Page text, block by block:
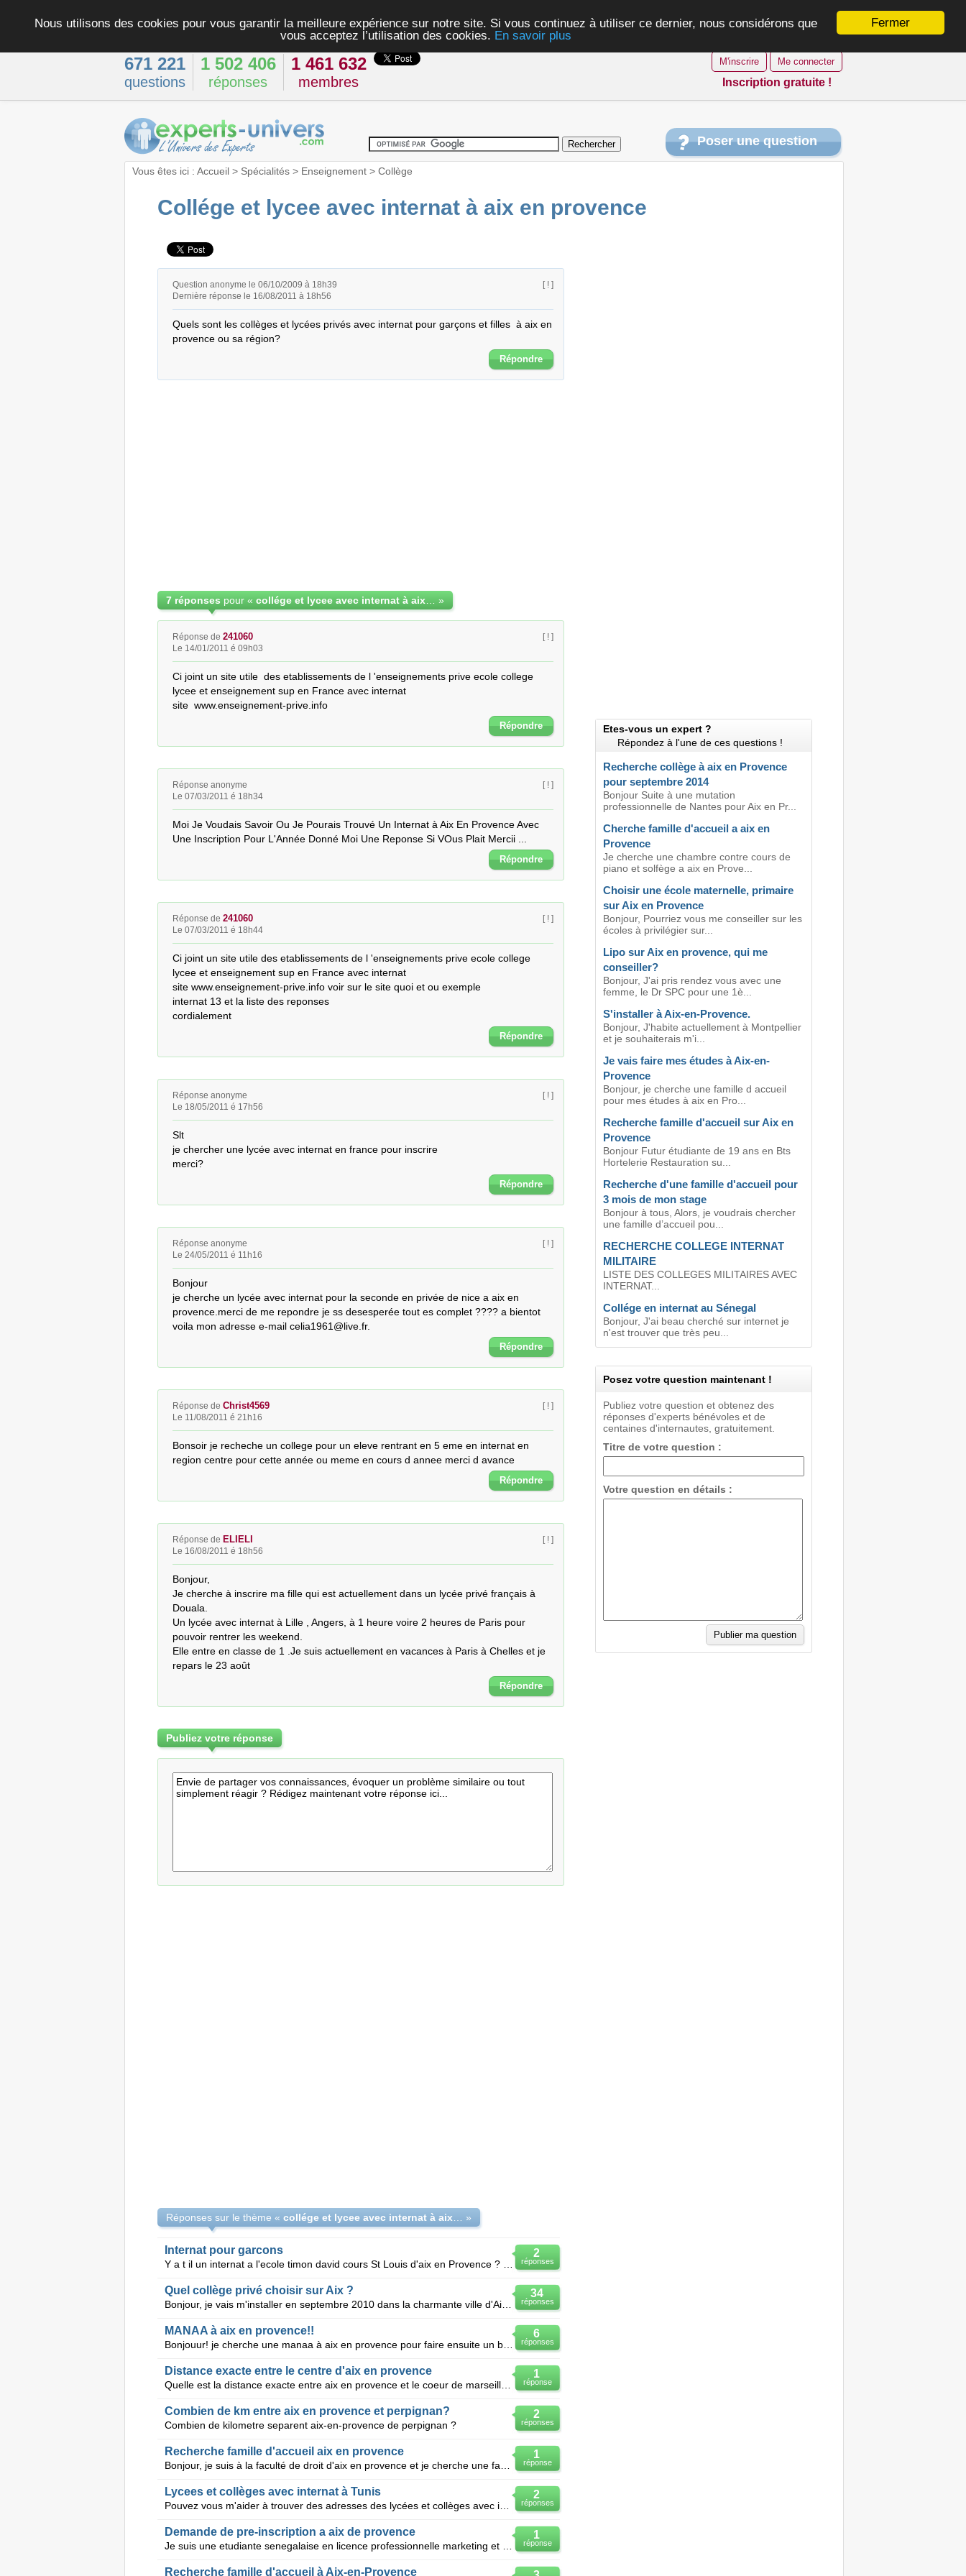
Fermer
Nous utilisons des cookies pour vous garantir la meilleure expérience sur notre site. Si vous continuez à utiliser ce dernier, nous considérons que
vous acceptez l’utilisation des cookies. En savoir plus
671 221
questions
1 502 406
réponses
1 461 632
membres
M'inscrire Me connecter
Inscription gratuite !
Poser une question
Vous êtes ici : Accueil> Spécialités> Enseignement> Collège
Collége et lycee avec internat à aix en provence
Question anonyme le 06/10/2009 à 18h39
Dernière réponse le 16/08/2011 à 18h56
[ ! ]
Quels sont les collèges et lycées privés avec internat pour garçons et filles  à aix en
provence ou sa région?
Répondre
7 réponses pour « collége et lycee avec internat à aix en provence »
Réponse de 241060
Le 14/01/2011 é 09h03
[ ! ]
Ci joint un site utile  des etablissements de l 'enseignements prive ecole college
lycee et enseignement sup en France avec internat
site  www.enseignement-prive.info
Répondre
Réponse anonyme
Le 07/03/2011 é 18h34
[ ! ]
Moi Je Voudais Savoir Ou Je Pourais Trouvé Un Internat à Aix En Provence Avec
Une Inscription Pour L'Année Donné Moi Une Reponse Si VOus Plait Mercii ...
Répondre
Réponse de 241060
Le 07/03/2011 é 18h44
[ ! ]
Ci joint un site utile des etablissements de l 'enseignements prive ecole college
lycee et enseignement sup en France avec internat
site www.enseignement-prive.info voir sur le site quoi et ou exemple
internat 13 et la liste des reponses
cordialement
Répondre
Réponse anonyme
Le 18/05/2011 é 17h56
[ ! ]
Slt
je chercher une lycée avec internat en france pour inscrire
merci?
Répondre
Réponse anonyme
Le 24/05/2011 é 11h16
[ ! ]
Bonjour
je cherche un lycée avec internat pour la seconde en privée de nice a aix en
provence.merci de me repondre je ss desesperée tout es complet ???? a bientot
voila mon adresse e-mail celia1961@live.fr.
Répondre
Réponse de Christ4569
Le 11/08/2011 é 21h16
[ ! ]
Bonsoir je recheche un college pour un eleve rentrant en 5 eme en internat en
region centre pour cette année ou meme en cours d annee merci d avance
Répondre
Réponse de ELIELI
Le 16/08/2011 é 18h56
[ ! ]
Bonjour,
Je cherche à inscrire ma fille qui est actuellement dans un lycée privé français à
Douala.
Un lycée avec internat à Lille , Angers, à 1 heure voire 2 heures de Paris pour
pouvoir rentrer les weekend.
Elle entre en classe de 1 .Je suis actuellement en vacances à Paris à Chelles et je
repars le 23 août
Répondre
Publiez votre réponse
Réponses sur le thème « collége et lycee avec internat à aix en provence »
2
réponses
Internat pour garcons
34
réponses
Quel collège privé choisir sur Aix ?
Bonjour, je vais m'installer en septembre 2010 dans la charmante ville d'Aix en Provence. Ma fille
6
réponses
MANAA à aix en provence!!
Bonjouur! je cherche une manaa à aix en provence pour faire ensuite un bts communication visuelle! a
1
réponse
Distance exacte entre le centre d'aix en provence
Quelle est la distance exacte entre aix en provence et le coeur de marseille? et combien de temps do
2
réponses
Combien de km entre aix en provence et perpignan?
Combien de kilometre separent aix-en-provence de perpignan ?
1
réponse
Recherche famille d'accueil aix en provence
2
réponses
Lycees et collèges avec internat à Tunis
Pouvez vous m'aider à trouver des adresses des lycées et collèges avec internat à Tunis?
1
réponse
Demande de pre-inscription a aix de provence
Recherche famille d'accueil à Aix-en-Provence
Etes-vous un expert ?
Répondez à l'une de ces questions !
Recherche collège à aix en Provence
pour septembre 2014
Bonjour Suite à une mutation
professionnelle de Nantes pour Aix en Pr...
Cherche famille d'accueil a aix en
Provence
Je cherche une chambre contre cours de
piano et solfège a aix en Prove...
Choisir une école maternelle, primaire
sur Aix en Provence
Bonjour, Pourriez vous me conseiller sur les
écoles à privilégier sur...
Lipo sur Aix en provence, qui me
conseiller?
Bonjour, J'ai pris rendez vous avec une
femme, le Dr SPC pour une 1è...
S'installer à Aix-en-Provence.
Bonjour, J'habite actuellement à Montpellier
et je souhaiterais m'i...
Je vais faire mes études à Aix-en-
Provence
Bonjour, je cherche une famille d accueil
pour mes études à aix en Pro...
Recherche famille d'accueil sur Aix en
Provence
Bonjour Futur étudiante de 19 ans en Bts
Hortelerie Restauration su...
Recherche d'une famille d'accueil pour
3 mois de mon stage
Bonjour à tous, Alors, je voudrais chercher
une famille d’accueil pou...
RECHERCHE COLLEGE INTERNAT
MILITAIRE
LISTE DES COLLEGES MILITAIRES AVEC
INTERNAT...
Collége en internat au Sénegal
Bonjour, J'ai beau cherché sur internet je
n'est trouver que très peu...
Posez votre question maintenant !
Publiez votre question et obtenez des
réponses d'experts bénévoles et de
centaines d'internautes, gratuitement.
Titre de votre question :
Votre question en détails :